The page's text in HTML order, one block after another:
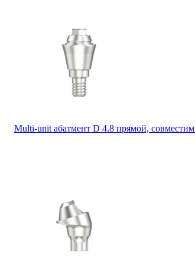
Multi-unit абатмент D 4.8 прямой,